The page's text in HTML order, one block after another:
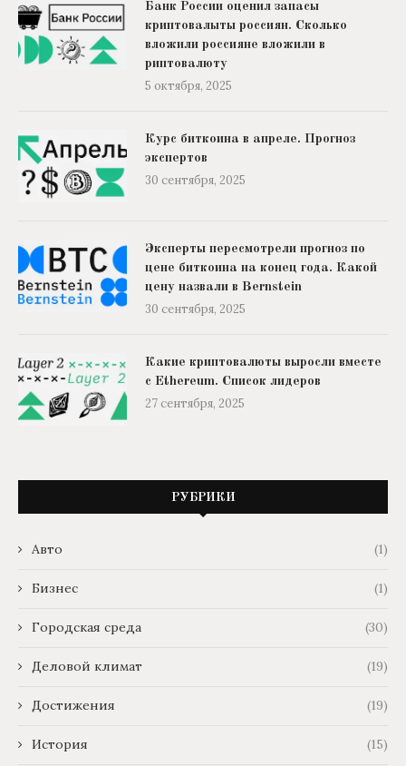
Банк России оценил запасы
криптовалыты россиян. Сколько
вложили россияне вложили в
риптовалюту
5 октября, 2025
Курс биткоина в апреле. Прогноз
экспертов
30 сентября, 2025
Эксперты пересмотрели прогноз по
цене биткоина на конец года. Какой
цену назвали в Bernstein
30 сентября, 2025
Какие криптовалюты выросли вместе
с Ethereum. Список лидеров
27 сентября, 2025
РУБРИКИ
Авто (1)
Бизнес (1)
Городская среда (30)
Деловой климат (19)
Достижения (19)
История (15)